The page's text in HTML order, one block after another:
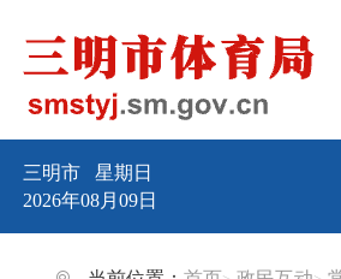
三明市星期日
2026年08月09日